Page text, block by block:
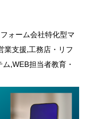
ォーム会社特化型マ
業支援,工務店・リフ
,WEB担当者教育・